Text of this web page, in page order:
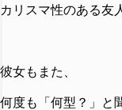
カリスマ性のある友
彼女もまた、
何度も「何型？」と